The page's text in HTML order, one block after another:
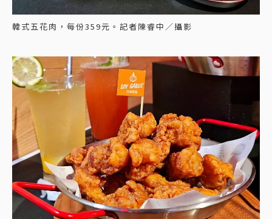
韓式五花肉，每份359元。記者陳睿中／攝影